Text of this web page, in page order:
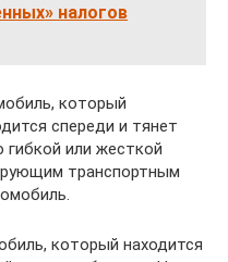
налогов
который
спереди и тянет
или жесткой
транспортным
который находится